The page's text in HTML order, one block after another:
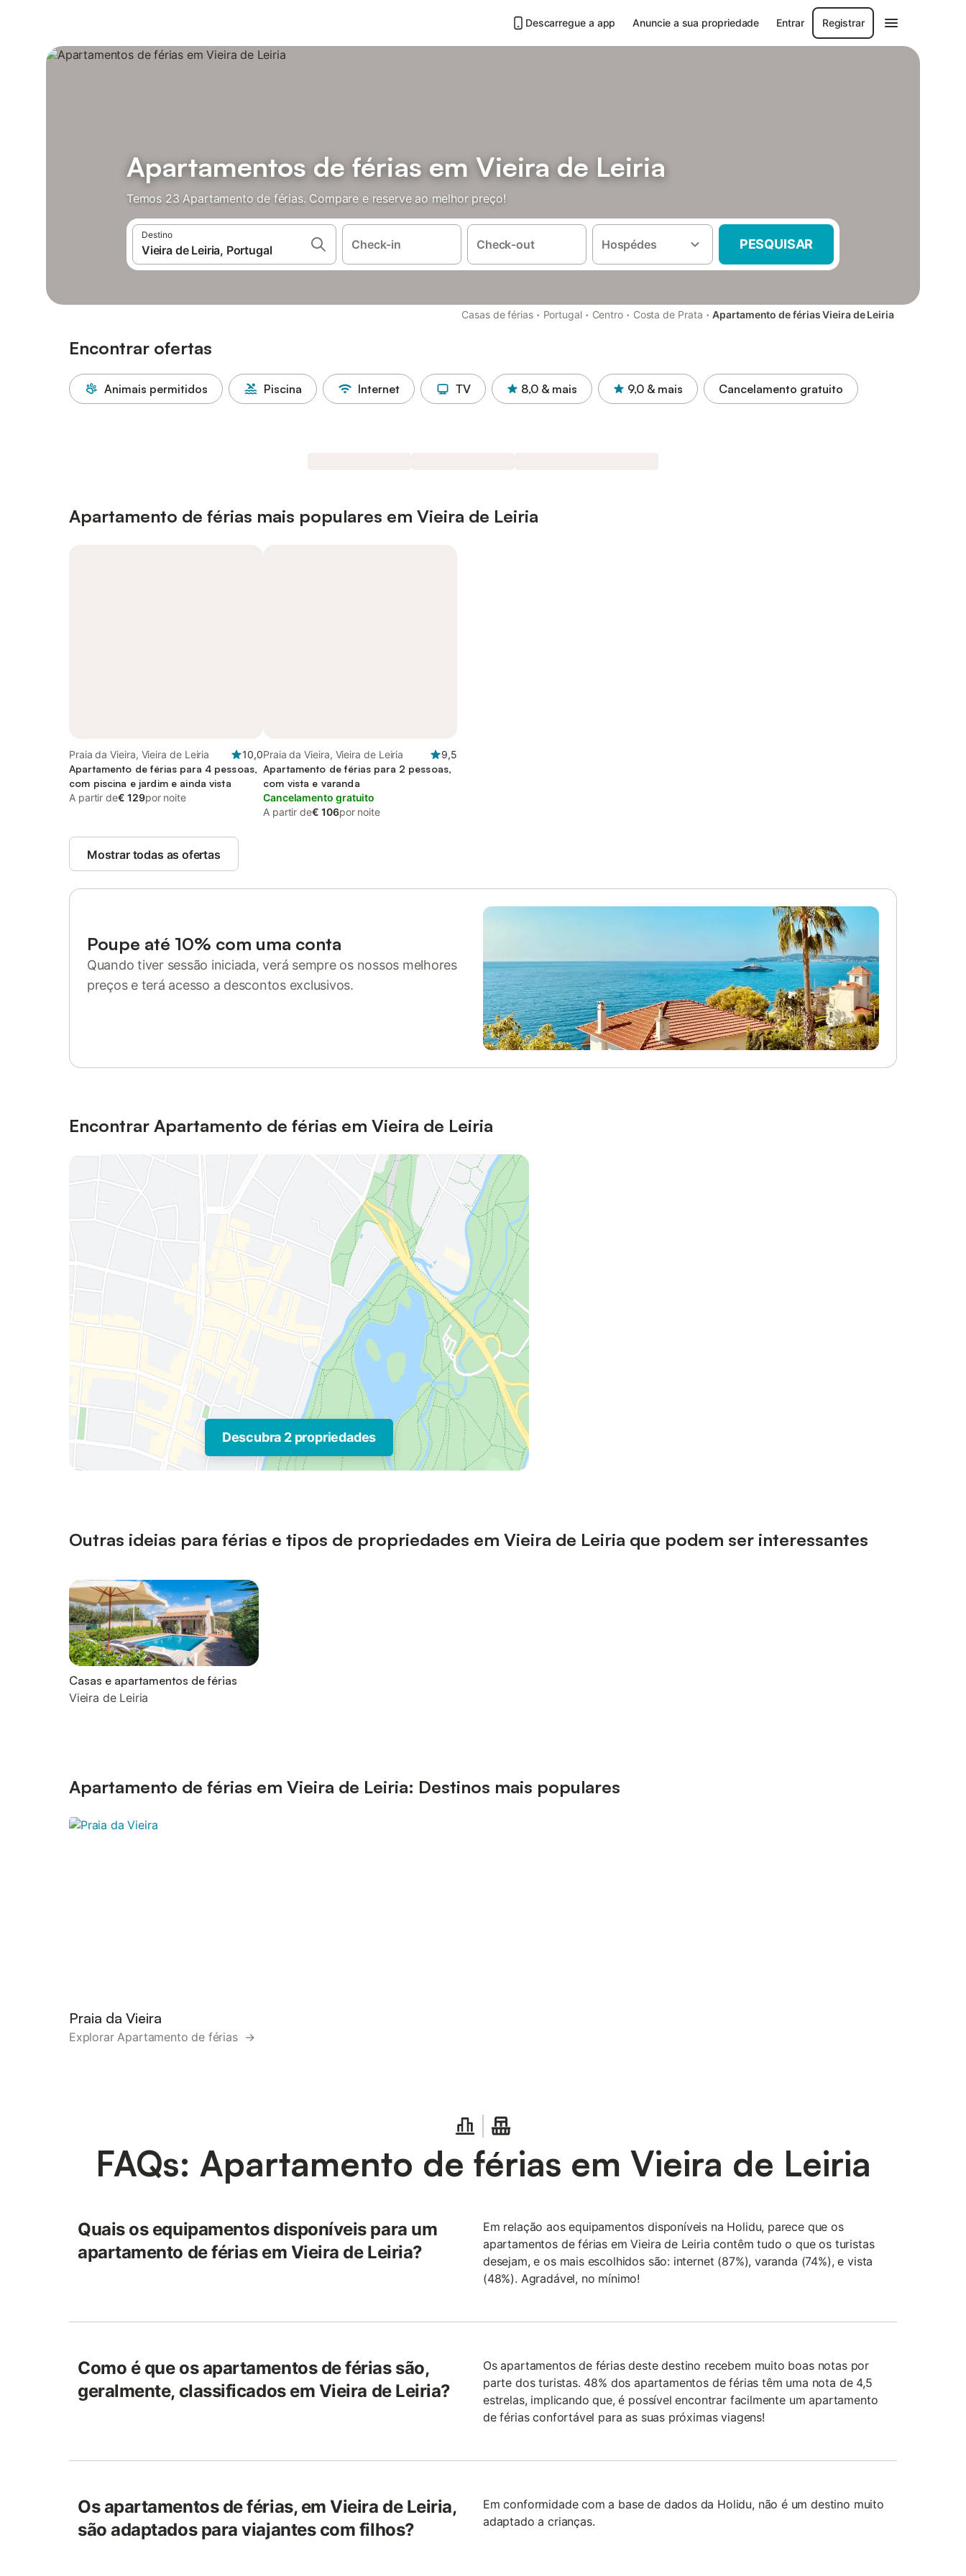
Descarregue a app Anuncie a sua propriedade Entrar Registrar
Apartamentos de férias em Vieira de Leiria
Temos 23 Apartamento de férias. Compare e reserve ao melhor preço!
Destino
Check-in Check-out Hospédes PESQUISAR
Casas de férias · Portugal · Centro · Costa de Prata · Apartamento de férias Vieira de Leiria
Encontrar ofertas
Animais permitidos Piscina Internet TV 8,0 & mais 9,0 & mais Cancelamento gratuito
Apartamento de férias mais populares em Vieira de Leiria
Praia da Vieira, Vieira de Leiria
10,0
Apartamento de férias para 4 pessoas,
com piscina e jardim e ainda vista
A partir de€ 129por noite
Praia da Vieira, Vieira de Leiria
9,5
Apartamento de férias para 2 pessoas,
com vista e varanda
Cancelamento gratuito
A partir de€ 106por noite
Mostrar todas as ofertas
Poupe até 10% com uma conta
Quando tiver sessão iniciada, verá sempre os nossos melhores
preços e terá acesso a descontos exclusivos.
Encontrar Apartamento de férias em Vieira de Leiria
Descubra 2 propriedades
Outras ideias para férias e tipos de propriedades em Vieira de Leiria que podem ser interessantes
Casas e apartamentos de férias
Vieira de Leiria
Apartamento de férias em Vieira de Leiria: Destinos mais populares
Praia da Vieira
Explorar Apartamento de férias →
FAQs: Apartamento de férias em Vieira de Leiria
Quais os equipamentos disponíveis para um
apartamento de férias em Vieira de Leiria?
Em relação aos equipamentos disponíveis na Holidu, parece que os
apartamentos de férias em Vieira de Leiria contêm tudo o que os turistas
desejam, e os mais escolhidos são: internet (87%), varanda (74%), e vista
(48%). Agradável, no mínimo!
Como é que os apartamentos de férias são,
geralmente, classificados em Vieira de Leiria?
Os apartamentos de férias deste destino recebem muito boas notas por
parte dos turistas. 48% dos apartamentos de férias têm uma nota de 4,5
estrelas, implicando que, é possível encontrar facilmente um apartamento
de férias confortável para as suas próximas viagens!
Os apartamentos de férias, em Vieira de Leiria,
são adaptados para viajantes com filhos?
Em conformidade com a base de dados da Holidu, não é um destino muito
adaptado a crianças.